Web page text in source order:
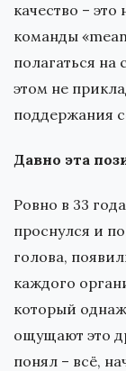
качество –
команды
полагаться на
этом не
поддержания
Давно эта
Ровно в 33
проснулся и
голова,
каждого
который
ощущают это
понял – всё,